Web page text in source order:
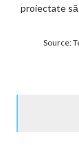
proiectate
Source: